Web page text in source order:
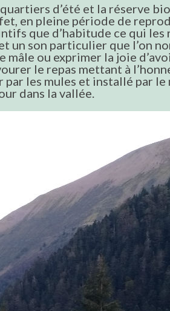
d’été et la réserve
en pleine période de
que d’habitude ce qui les
son particulier que l’on
ou exprimer la joie
le repas mettant à
les mules et installé par
dans la vallée.